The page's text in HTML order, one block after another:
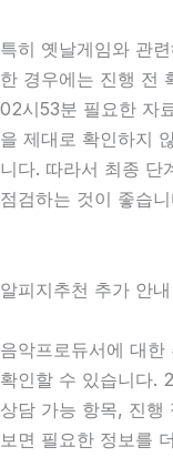
특히 옛날게임와 관
한 경우에는 진행 전
02시53분 필요한 자
을 제대로 확인하지
니다. 따라서 최종 단
점검하는 것이 좋습
알피지추천 추가 안
음악프로듀서에 대한
확인할 수 있습니다.
상담 가능 항목, 진행
보면 필요한 정보를